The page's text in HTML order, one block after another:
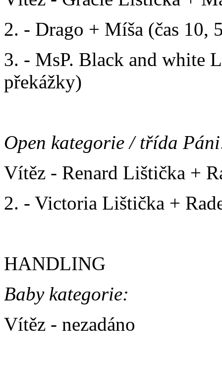
2. - Drago + Míša (čas 10,
3. - MsP. Black and white
překážky)
Open kategorie / třída
Vítěz - Renard Lištička +
2. - Victoria Lištička +
HANDLING
Baby kategorie:
Vítěz - nezadáno